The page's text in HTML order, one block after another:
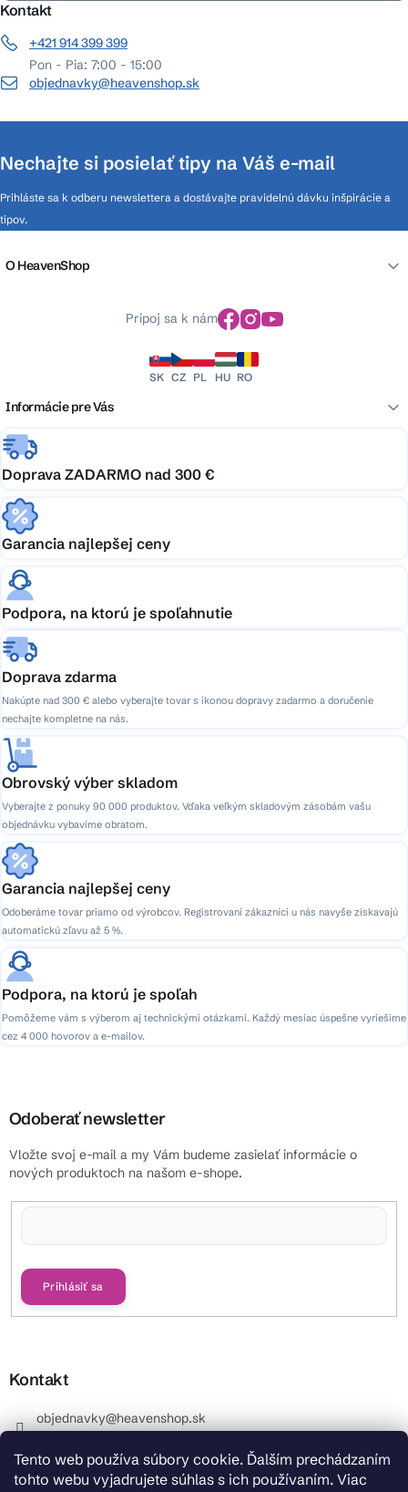
Tento web používa súbory cookie. Ďalším prechádzaním
tohto webu vyjadrujete súhlas s ich používaním. Viac
Kontakt
+421 914 399 399
Pon - Pia: 7:00 - 15:00
objednavky@heavenshop.sk
Nechajte si posielať tipy na Váš e-mail
Prihláste sa k odberu newslettera a dostávajte pravidelnú dávku inšpirácie a
tipov.
O HeavenShop
Pripoj sa k nám
SK CZ PL HU RO
Informácie pre Vás
Doprava ZADARMO nad 300 €
Garancia najlepšej ceny
Podpora, na ktorú je spoľahnutie
Doprava zdarma
Nakúpte nad 300 € alebo vyberajte tovar s ikonou dopravy zadarmo a doručenie
nechajte kompletne na nás.
Obrovský výber skladom
Vyberajte z ponuky 90 000 produktov. Vďaka veľkým skladovým zásobám vašu
objednávku vybavíme obratom.
Garancia najlepšej ceny
Odoberáme tovar priamo od výrobcov. Registrovaní zákazníci u nás navyše získavajú
automatickú zľavu až 5 %.
Podpora, na ktorú je spoľah
Pomôžeme vám s výberom aj technickými otázkami. Každý mesiac úspešne vyriešime
cez 4 000 hovorov a e-mailov.
Odoberať newsletter
Vložte svoj e-mail a my Vám budeme zasielať informácie o
nových produktoch na našom e-shope.
Prihlásiť sa
Kontakt
objednavky@heavenshop.sk
_Info objednávky : +421 914 399 399 Pracovné dni od
8.00 hod. do 12.00 . REKLAMÁCIE : +421 914 399 399